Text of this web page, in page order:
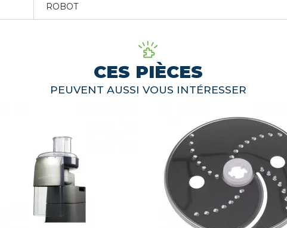
ROBOT
CES PIÈCES
PEUVENT AUSSI VOUS INTÉRESSER